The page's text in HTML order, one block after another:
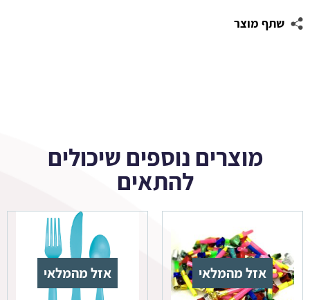
שתף מוצר
מוצרים נוספים שיכולים
להתאים
אזל מהמלאי אזל מהמלאי